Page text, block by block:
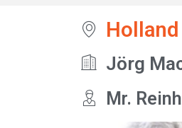
Holland
Jörg
Mr.